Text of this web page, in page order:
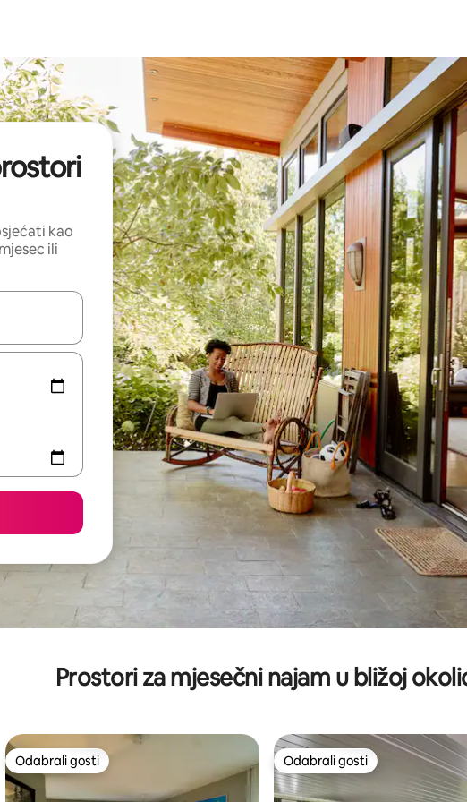
kao
ili
ih pregledati koristeći se strelicama prema gore i prema dolje, kao i dodirom
Prostori za mjesečni najam u bližoj
Odabrali gosti
Odabrali gosti Odabrali gosti
Odabrali gosti